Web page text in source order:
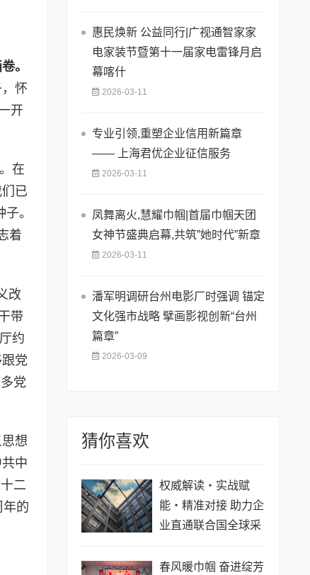
。
怀
开
在
已
。
着
改
带
约
党
党
想
中
二
年的
惠民焕新 公益同行|广视通智家家
电家装节暨第十一届家电雷锋月启
幕喀什
2026-03-11
专业引领,重塑企业信用新篇章
—— 上海君优企业征信服务
2026-03-11
凤舞离火,慧耀巾帼|首届巾帼天团
女神节盛典启幕,共筑”她时代”新章
2026-03-11
潘军明调研台州电影厂时强调 锚定
文化强市战略 擘画影视创新“台州
篇章”
2026-03-09
猜你喜欢
权威解读・实战赋
能・精准对接 助力企
业直通联合国全球采
春风暖巾帼 奋进绽芳